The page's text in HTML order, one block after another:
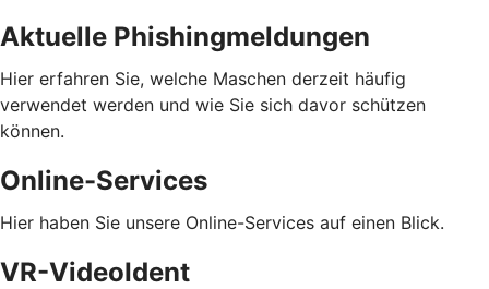
Aktuelle Phishingmeldungen
Hier erfahren Sie, welche Maschen derzeit häufig
verwendet werden und wie Sie sich davor schützen
können.
Online-Services
Hier haben Sie unsere Online-Services auf einen Blick.
VR-VideoIdent